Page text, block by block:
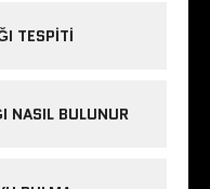
TESPITI
NASIL BULUNUR